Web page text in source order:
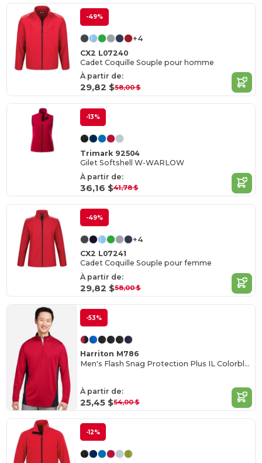
-49%
+4
CX2 L07240
Cadet Coquille Souple pour homme
À partir de:
29,82 $58,00 $
-13%
Trimark 92504
Gilet Softshell W-WARLOW
À partir de:
36,16 $41,78 $
-49%
+4
CX2 L07241
Cadet Coquille Souple pour femme
À partir de:
29,82 $58,00 $
-53%
Harriton M786
Men's Flash Snag Protection Plus IL Colorblock Quarter-Zip
À partir de:
25,45 $54,00 $
-12%